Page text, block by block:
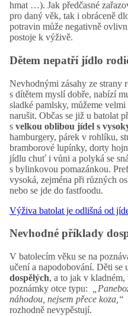
hmat …). Jak předčasné
pro daný věk, tak i obráceně
potravin může negativně
postoje k výživě.
Dětem nepatří jídlo
Nevhodnými zásahy ze strany
s dítětem myslí dobře, nabízí
sladké pamlsky, můžeme
narušit. Občas se již u batolat
s velkou oblibou jídel s
hamburgery, párek v rohlíku,
bramborové lupínky, dorty
jídlu chuť i vůni a polyká se
s bylinkovou pomazánkou.
vysoká, zejména při různých
nebo se jde do fastfoodu.
Výživa batolat je odlišná od
Nevhodné příklady
V batolecím věku se na
učení a napodobování. Děti se
dospělých, a to jak v kladném,
poznámky otce typu:
náhodou, nejsem přece koza,“
rozhodně nevypěstují.